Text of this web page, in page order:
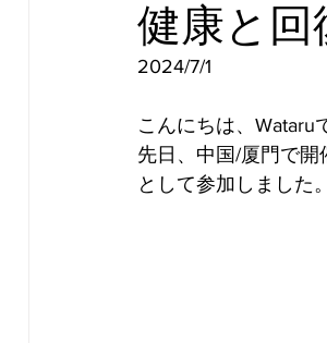
健康と回
2024/7/1
こんにちは、Wataru
先日、中国/厦門で開
として参加しました。